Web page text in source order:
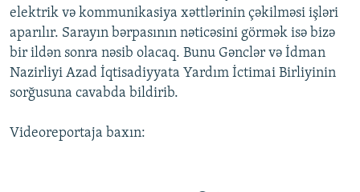
elektrik və kommunikasiya xəttlərinin çəkilməsi işləri
aparılır. Sarayın bərpasının nəticəsini görmək isə bizə
bir ildən sonra nəsib olacaq. Bunu Gənclər və İdman
Nazirliyi Azad İqtisadiyyata Yardım İctimai Birliyinin
sorğusuna cavabda bildirib.
Videoreportaja baxın: